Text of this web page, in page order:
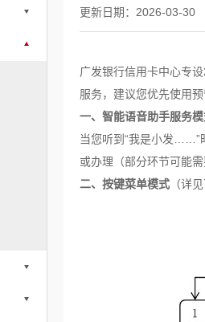
更新日期：2026-03-30
广发银行信用卡中心专
服务， 建议您优先使用
一、智能语音助手服务
当您听到“我是小发……”
或办理（部分环节可能
二、按键菜单模式 （详